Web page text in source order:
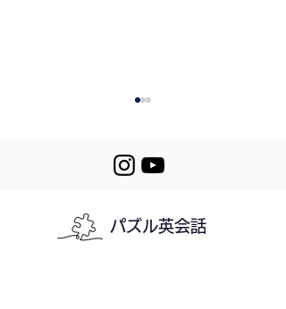
560. Keep Going!
パズル英会話